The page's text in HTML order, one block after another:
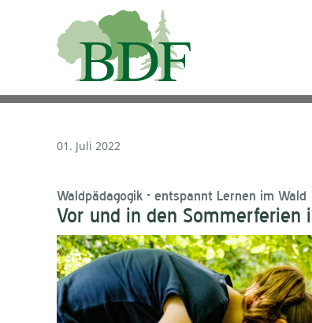
01. Juli 2022
Waldpädagogik - entspannt Lernen im Wald
Vor und in den Sommerferien